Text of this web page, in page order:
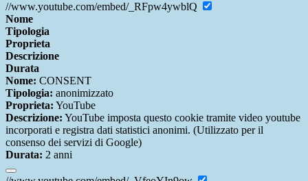
//www.youtube.com/embed/_RFpw4ywblQ
Nome
Tipologia
Proprieta
Descrizione
Durata
Nome: CONSENT
Tipologia: anonimizzato
Proprieta: YouTube
Descrizione: YouTube imposta questo cookie tramite video youtube
incorporati e registra dati statistici anonimi. (Utilizzato per il
consenso dei servizi di Google)
Durata: 2 anni